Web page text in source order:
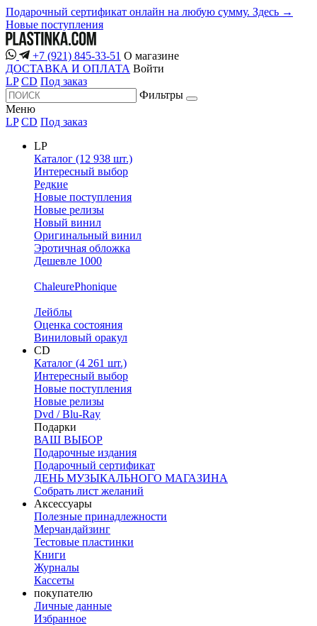
Подарочный сертификат онлайн на любую сумму. Здесь →
Новые поступления
+7 (921) 845-33-51 О магазине
ДОСТАВКА И ОПЛАТА Войти
LP CD Под заказ
Фильтры
Меню
LP CD Под заказ
LP
Каталог (12 938 шт.)
Интересный выбор
Редкие
Новые поступления
Новые релизы
Новый винил
Оригинальный винил
Эротичная обложка
Дешевле 1000
ChaleurePhonique
Лейблы
Оценка состояния
Виниловый оракул
CD
Каталог (4 261 шт.)
Интересный выбор
Новые поступления
Новые релизы
Dvd / Blu-Ray
Подарки
ВАШ ВЫБОР
Подарочные издания
Подарочный сертификат
ДЕНЬ МУЗЫКАЛЬНОГО МАГАЗИНА
Собрать лист желаний
Аксессуары
Полезные принадлежности
Мерчандайзинг
Тестовые пластинки
Книги
Журналы
Кассеты
покупателю
Личные данные
Избранное